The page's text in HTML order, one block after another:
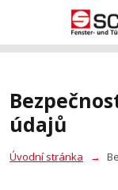
údajů
Úvodní stránka